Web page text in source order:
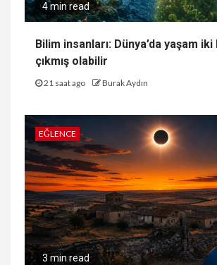
4 min read
Bilim insanları: Dünya’da yaşam
çıkmış olabilir
21 saat ago Burak Aydın
EĞLENCE
3 min read